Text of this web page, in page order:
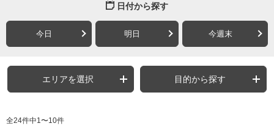
日付から探す
今日 明日 今週末
エリアを選択 目的から探す
全24件中1〜10件